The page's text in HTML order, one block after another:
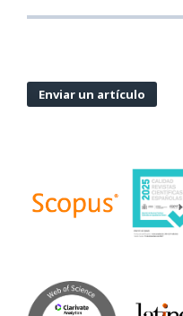
Enviar un artículo